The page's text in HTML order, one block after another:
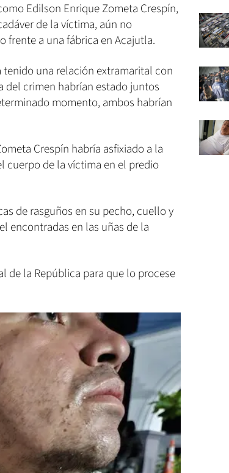
Edilson Enrique Zometa Crespín,
de la víctima, aún no
frente a una fábrica en Acajutla.
tenido una relación extramarital con
del crimen habrían estado juntos
momento, ambos habrían
Crespín habría asfixiado a la
cuerpo de la víctima en el predio
de rasguños en su pecho, cuello y
encontradas en las uñas de la
de la República para que lo procese